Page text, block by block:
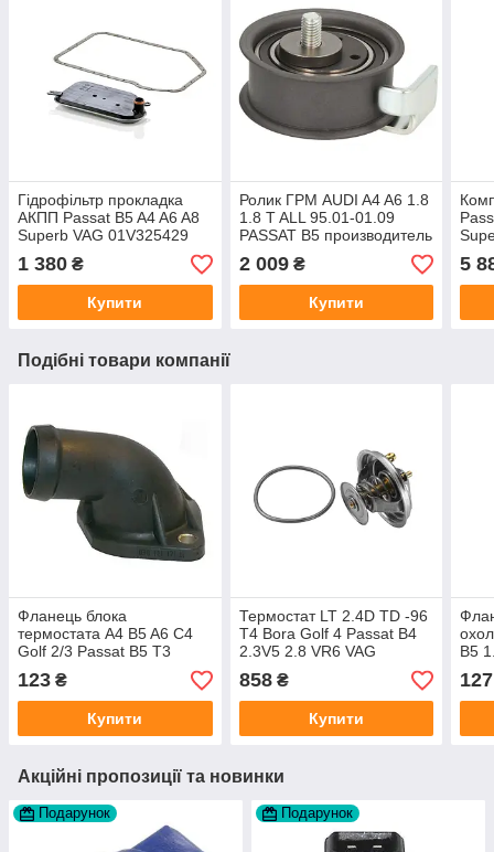
Гідрофільтр прокладка
АКПП Passat B5 A4 A6 A8
Superb VAG 01V325429
виробник MANN
Німеччина
1 380 ₴
Купити
Ролик ГРМ AUDI A4 A6 1.8
1.8 T ALL 95.01-01.09
PASSAT B5 производитель
INA
2 009₴
Купити
5
Подібні товари компанії
Фланець блока
термостата A4 B5 A6 C4
Golf 2/3 Passat B5 T3
123 ₴
Купити
Термостат LT 2.4D TD -96
T4 Bora Golf 4 Passat B4
2.3V5 2.8 VR6 VAG
WAHLER Німеччина
858₴
Купити
B5
127
Акційні пропозиції та новинки
Подарунок Подарунок